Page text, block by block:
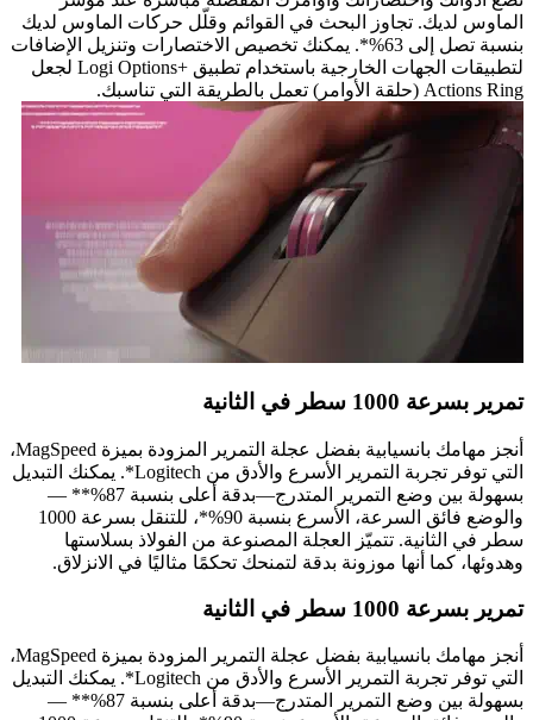
الماوس لديك. تجاوز البحث في القوائم وقلّل حركات الماوس لديك
بنسبة تصل إلى 63%*. يمكنك تخصيص الاختصارات وتنزيل الإضافات
لتطبيقات الجهات الخارجية باستخدام تطبيق Logi Options+‎‏ لجعل
Actions Ring (حلقة الأوامر) تعمل بالطريقة التي تناسبك.
تمرير بسرعة 1000 سطر في الثانية
أنجز مهامك بانسيابية بفضل عجلة التمرير المزودة بميزة MagSpeed،
التي توفر تجربة التمرير الأسرع والأدق من Logitech*. يمكنك التبديل
بسهولة بين وضع التمرير المتدرج—بدقة أعلى بنسبة 87%** —
والوضع فائق السرعة، الأسرع بنسبة 90%*، للتنقل بسرعة 1000
سطر في الثانية. تتميّز العجلة المصنوعة من الفولاذ بسلاستها
وهدوئها، كما أنها موزونة بدقة لتمنحك تحكمًا مثاليًا في الانزلاق.
تمرير بسرعة 1000 سطر في الثانية
أنجز مهامك بانسيابية بفضل عجلة التمرير المزودة بميزة MagSpeed،
التي توفر تجربة التمرير الأسرع والأدق من Logitech*. يمكنك التبديل
بسهولة بين وضع التمرير المتدرج—بدقة أعلى بنسبة 87%** —